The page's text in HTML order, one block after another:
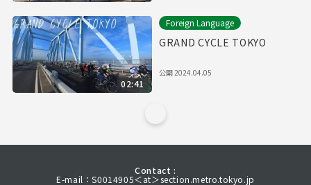
02:41
Foreign Language
GRAND CYCLE TOKYO
公開2024.04.05
Contact :
E-mail：S0014905＜at＞section.metro.tokyo.jp